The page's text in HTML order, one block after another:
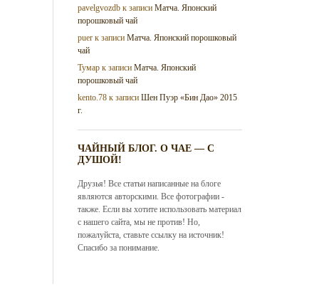
pavelgvozdb к записиМатча. Японский
порошковый чай
puer к записиМатча. Японский порошковый
чай
Тумар к записиМатча. Японский
порошковый чай
kento.78 к записиШен Пуэр «Бин Дао» 2015
г.
ЧАЙНЫЙ БЛОГ. О ЧАЕ — С
ДУШОЙ!
Друзья! Все статьи написанные на блоге
являются авторскими. Все фотографии -
также. Если вы хотите использовать материал
с нашего сайта, мы не против! Но,
пожалуйста, ставьте ссылку на источник!
Спасибо за понимание.